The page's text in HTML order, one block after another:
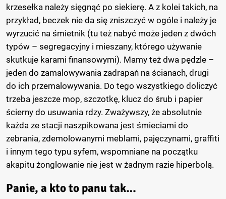
krzesełka należy sięgnąć po siekierę. A z kolei takich, na
przykład, beczek nie da się zniszczyć w ogóle i należy je
wyrzucić na śmietnik (tu też nabyć może jeden z dwóch
typów – segregacyjny i mieszany, którego używanie
skutkuje karami finansowymi). Mamy też dwa pędzle –
jeden do zamalowywania zadrapań na ścianach, drugi
do ich przemalowywania. Do tego wszystkiego doliczyć
trzeba jeszcze mop, szczotkę, klucz do śrub i papier
ścierny do usuwania rdzy. Zważywszy, że absolutnie
każda ze stacji naszpikowana jest śmieciami do
zebrania, zdemolowanymi meblami, pajęczynami, graffiti
i innym tego typu syfem, wspomniane na początku
akapitu żonglowanie nie jest w żadnym razie hiperbolą.
Panie, a kto to panu tak…